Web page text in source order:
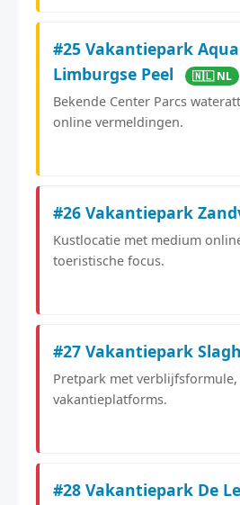
#25 Vakantiepark
Limburgse Peel
🇳🇱 NL
Bekende Center Parcs
online vermeldingen.
#26 Vakantiepark
Kustlocatie met medium
toeristische focus.
#27 Vakantiepark
Pretpark met verblijfsformule,
vakantieplatforms.
#28 Vakantiepark De